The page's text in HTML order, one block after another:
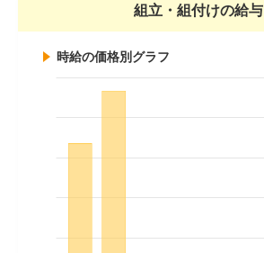
組立・組付けの給与
時給の価格別グラフ